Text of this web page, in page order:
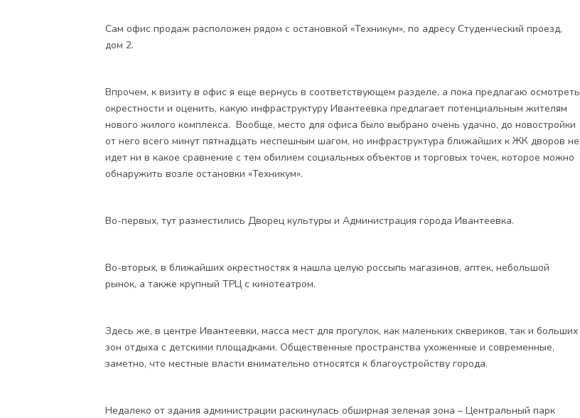
Сам офис продаж расположен рядом с остановкой «Техникум», по адресу Студенческий проезд,
дом 2.
Впрочем, к визиту в офис я еще вернусь в соответствующем разделе, а пока предлагаю осмотреть
окрестности и оценить, какую инфраструктуру Ивантеевка предлагает потенциальным жителям
нового жилого комплекса. Вообще, место для офиса было выбрано очень удачно, до новостройки
от него всего минут пятнадцать неспешным шагом, но инфраструктура ближайших к ЖК дворов не
идет ни в какое сравнение с тем обилием социальных объектов и торговых точек, которое можно
обнаружить возле остановки «Техникум».
Во-первых, тут разместились Дворец культуры и Администрация города Ивантеевка.
Во-вторых, в ближайших окрестностях я нашла целую россыпь магазинов, аптек, небольшой
рынок, а также крупный ТРЦ с кинотеатром.
Здесь же, в центре Ивантеевки, масса мест для прогулок, как маленьких сквериков, так и больших
зон отдыха с детскими площадками. Общественные пространства ухоженные и современные,
заметно, что местные власти внимательно относятся к благоустройству города.
Недалеко от здания администрации раскинулась обширная зеленая зона – Центральный парк